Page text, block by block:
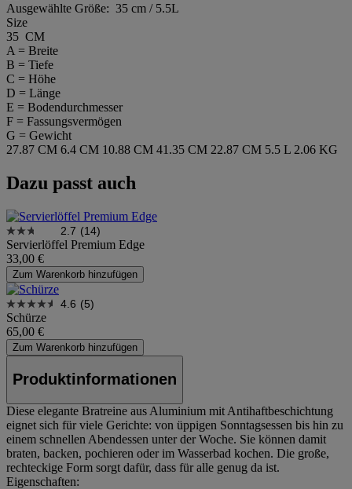
Ausgewählte Größe: 35 cm / 5.5L
Size
35 CM
A = Breite
B = Tiefe
C = Höhe
D = Länge
E = Bodendurchmesser
F = Fassungsvermögen
G = Gewicht
27.87 CM 6.4 CM 10.88 CM 41.35 CM 22.87 CM 5.5 L 2.06 KG
Dazu passt auch
2.7 (14)
Servierlöffel Premium Edge
33,00 €
Zum Warenkorb hinzufügen
4.6 (5)
Schürze
65,00 €
Zum Warenkorb hinzufügen
Produktinformationen
Diese elegante Bratreine aus Aluminium mit Antihaftbeschichtung
eignet sich für viele Gerichte: von üppigen Sonntagsessen bis hin zu
einem schnellen Abendessen unter der Woche. Sie können damit
braten, backen, pochieren oder im Wasserbad kochen. Die große,
rechteckige Form sorgt dafür, dass für alle genug da ist.
Eigenschaften: